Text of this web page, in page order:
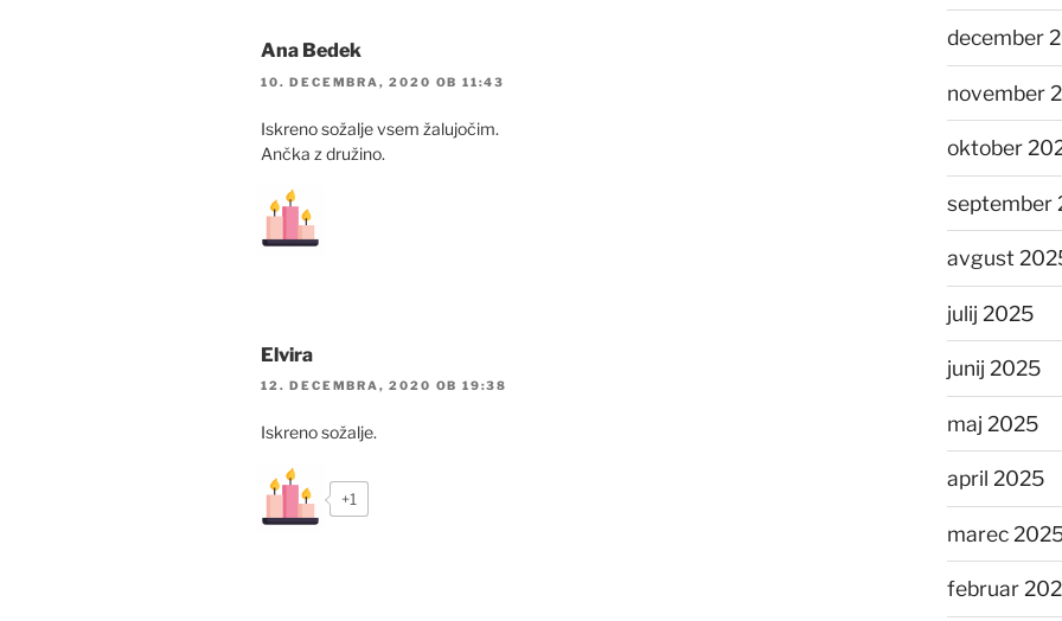
Ana Bedek
10. DECEMBRA, 2020 OB 11:43
Iskreno sožalje vsem žalujočim.
Ančka z družino.
Elvira
12. DECEMBRA, 2020 OB 19:38
Iskreno sožalje.
+1
december
november
oktober
september
avgust
julij 2025
junij 2025
maj 2025
april 2025
marec
februar